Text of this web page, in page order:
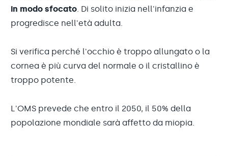
in modo sfocato. Di solito inizia nell'infanzia e
progredisce nell'età adulta.
Si verifica perché l'occhio è troppo allungato o la
cornea è più curva del normale o il cristallino è
troppo potente.
L'OMS prevede che entro il 2050, il 50% della
popolazione mondiale sarà affetto da miopia.